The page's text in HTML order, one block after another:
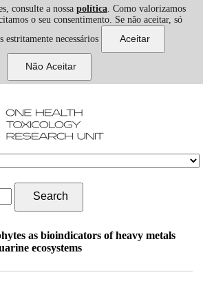
consulte a nossa política. Como valorizamos
o seu consentimento. Se não aceitar, só
estritamente necessários
as bioindicators of heavy metals
ecosystems